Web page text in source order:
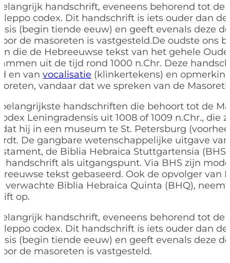
handschrift, eveneens behorend tot de
codex. Dit handschrift is iets ouder dan
(begin tiende eeuw) en geeft evenals deze
de masoreten is vastgesteld.De oudste ons
die de Hebreeuwse tekst van het gehele
uit de tijd rond 1000 n.Chr. Deze
en van vocalisatie (klinkertekens) en
vandaar dat we spreken van de
handschriften die behoort tot de
Leningradensis uit 1008 of 1009 n.Chr., die
hij in een museum te St. Petersburg
De gangbare wetenschappelijke uitgave
de Biblia Hebraica Stuttgartensia
handschrift als uitgangspunt. Via BHS zijn
tekst gebaseerd. Ook de opvolger van
verwachte Biblia Hebraica Quinta (BHQ),
op.
handschrift, eveneens behorend tot de
codex. Dit handschrift is iets ouder dan
(begin tiende eeuw) en geeft evenals deze
de masoreten is vastgesteld.